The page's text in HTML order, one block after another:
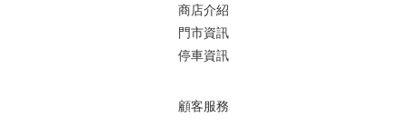
商店介紹
門市資訊
停車資訊
顧客服務